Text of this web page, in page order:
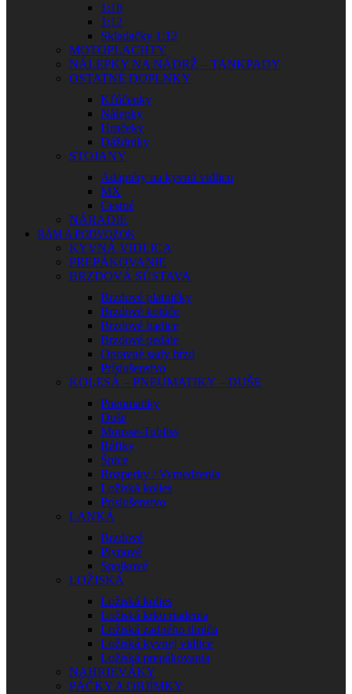
1:18
1:12
Skladačky 1:12
MOTOPLACHTY
NÁLEPKY NA NÁDRŽ – TANKPADY
OSTATNÉ DOPLNKY
Kľúčenky
Nálepky
Hrnčeky
Dáždniky
STOJANY
Adaptéry na kyvnú vidlicu
MX
Cestné
NÁRADIE
RÁM A PODVOZOK
KYVNÁ VIDLICA
PREPÁKOVANIE
BRZDOVÁ SÚSTAVA
Brzdové platničky
Brzdové kotúče
Brzdové hadice
Brzdové pedále
Opravné sady bŕzd
Príslušenstvo
KOLESÁ – PNEUMATIKY – DUŠE
Pneumatiky
Duše
Mousse-Tubliss
Ráfiky
Špice
Rozperky / Vymedzenia
Ložiská kolies
Príslušenstvo
LANKÁ
Brzdové
Plynové
Spojkové
LOŽISKÁ
Ložiská kolies
Ložiská krku riadenia
Ložiská zadného tlmiča
Ložiská kyvnej vidlice
Ložiská prepákovania
NAHRIEVÁKY
PÁČKY A OBJÍMKY